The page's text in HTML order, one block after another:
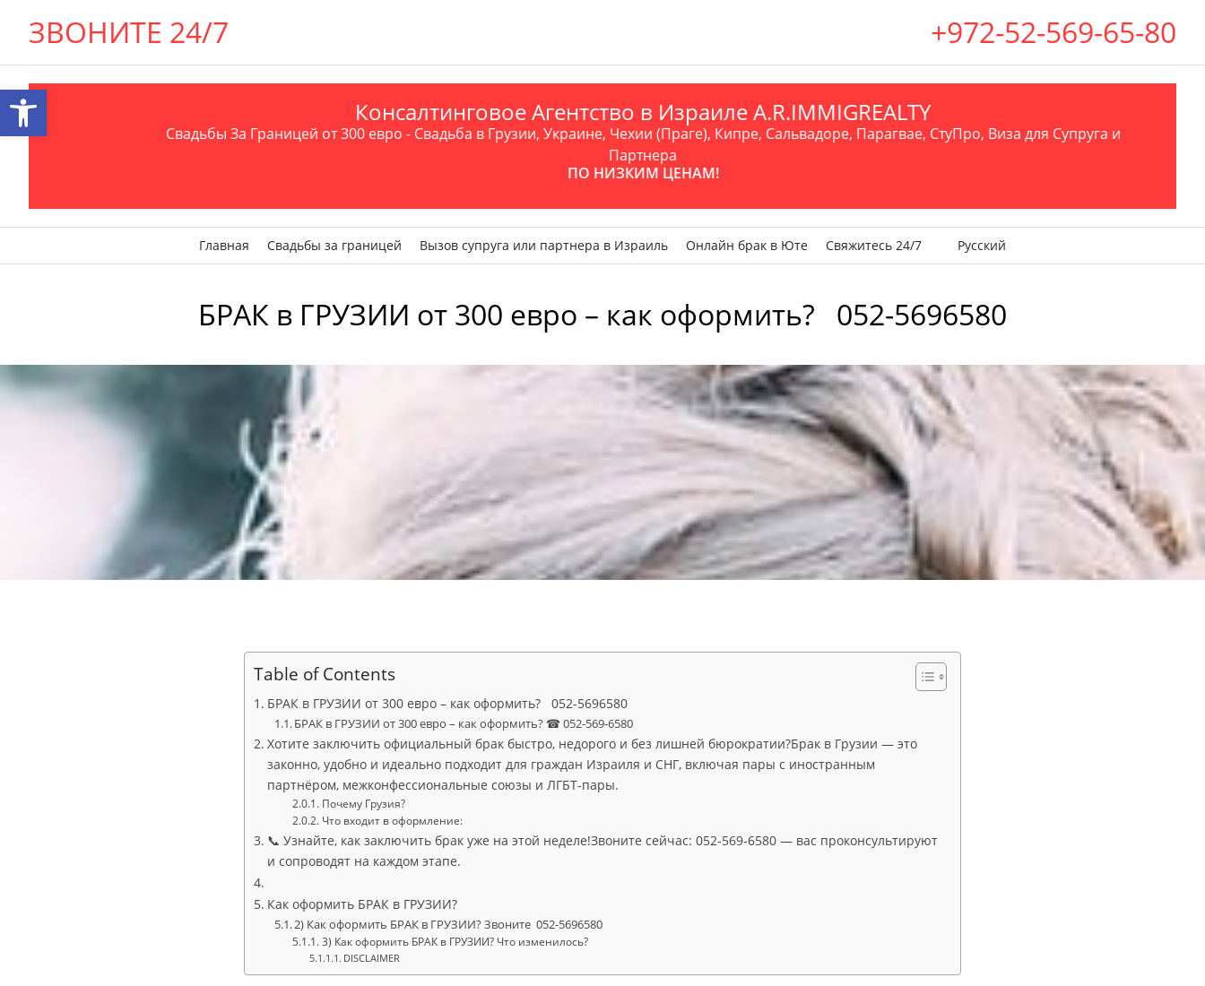
ЗВОНИТЕ 24/7 +972-52-569-65-80
Консалтинговое Агентство в Израиле A.R.IMMIGREALTY
Свадьбы За Границей от 300 евро - Свадьба в Грузии, Украине, Чехии (Праге), Кипре, Сальвадоре, Парагвае, СтуПро, Виза для Супруга и
Партнера
ПО НИЗКИМ ЦЕНАМ!
Главная Свадьбы за границей Вызов супруга или партнера в Израиль Онлайн брак в Юте Свяжитесь 24/7 Русский
БРАК в ГРУЗИИ от 300 евро – как оформить? 052-5696580
Table of Contents
БРАК в ГРУЗИИ от 300 евро – как оформить? 052-5696580
БРАК в ГРУЗИИ от 300 евро – как оформить? ☎ 052‑569‑6580
Хотите заключить официальный брак быстро, недорого и без лишней бюрократии?Брак в Грузии — это
законно, удобно и идеально подходит для граждан Израиля и СНГ, включая пары с иностранным
партнёром, межконфессиональные союзы и ЛГБТ-пары.
Почему Грузия?
Что входит в оформление:
📞 Узнайте, как заключить брак уже на этой неделе!Звоните сейчас: 052‑569‑6580 — вас проконсультируют
и сопроводят на каждом этапе.
Как оформить БРАК в ГРУЗИИ?
2) Как оформить БРАК в ГРУЗИИ? Звоните 052-5696580
3) Как оформить БРАК в ГРУЗИИ? Что изменилось?
DISCLAIMER
Открыть панель инструментов